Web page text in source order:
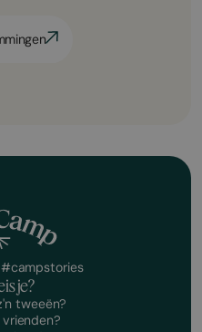
#campstories
je?
tweeën?
vrienden?